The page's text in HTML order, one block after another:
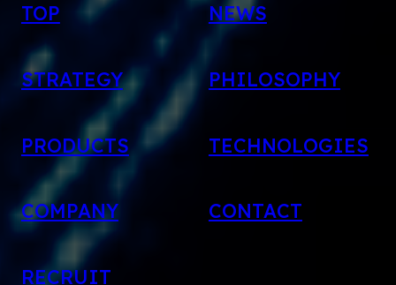
TOP NEWS
STRATEGY PHILOSOPHY
PRODUCTS TECHNOLOGIES
COMPANY CONTACT
RECRUIT